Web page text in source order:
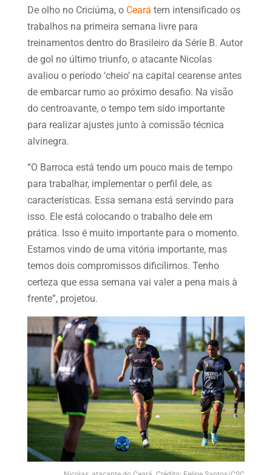
De olho no Criciúma, o Ceará tem intensificado os
trabalhos na primeira semana livre para
treinamentos dentro do Brasileiro da Série B. Autor
de gol no último triunfo, o atacante Nicolas
avaliou o período ‘cheio’ na capital cearense antes
de embarcar rumo ao próximo desafio. Na visão
do centroavante, o tempo tem sido importante
para realizar ajustes junto à comissão técnica
alvinegra.
“O Barroca está tendo um pouco mais de tempo
para trabalhar, implementar o perfil dele, as
características. Essa semana está servindo para
isso. Ele está colocando o trabalho dele em
prática. Isso é muito importante para o momento.
Estamos vindo de uma vitória importante, mas
temos dois compromissos dificílimos. Tenho
certeza que essa semana vai valer a pena mais à
frente”, projetou.